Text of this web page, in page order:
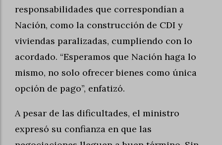
responsabilidades que correspondían a
Nación, como la construcción de CDI y
viviendas paralizadas, cumpliendo con lo
acordado. “Esperamos que Nación haga lo
mismo, no solo ofrecer bienes como única
opción de pago”, enfatizó.
A pesar de las dificultades, el ministro
expresó su confianza en que las